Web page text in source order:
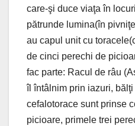
care-şi duce viaţa în
pătrunde lumina(în
au capul unit cu
de cinci perechi de
fac parte: Racul de râu
îl întâlnim prin iazuri,
cefalotorace sunt prinse
picioare, primele trei